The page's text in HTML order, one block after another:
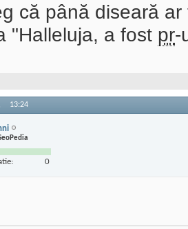
că până diseară
"Halleluja, a fost pr-
13:24
0